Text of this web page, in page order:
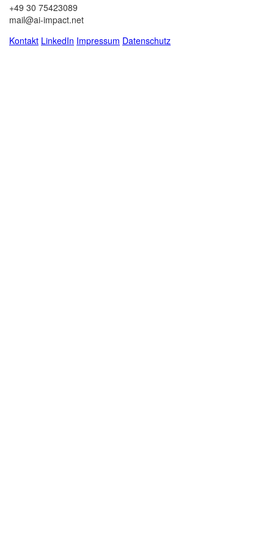
+49 30 75423089
mail@ai-impact.net
Kontakt LinkedIn Impressum Datenschutz